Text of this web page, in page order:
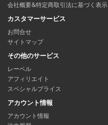
会社概要&特定商取引法に基づく表示
カスタマーサービス
お問合せ
サイトマップ
その他のサービス
レーベル
アフィリエイト
スペシャルプライス
アカウント情報
アカウント情報